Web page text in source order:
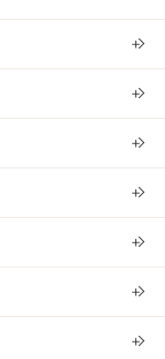
＋
＋
＋
＋
＋
＋
＋